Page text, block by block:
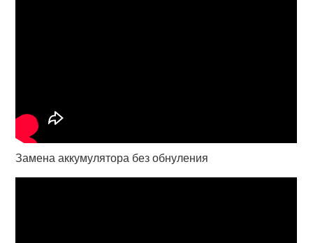
Замена аккумулятора без обнуления